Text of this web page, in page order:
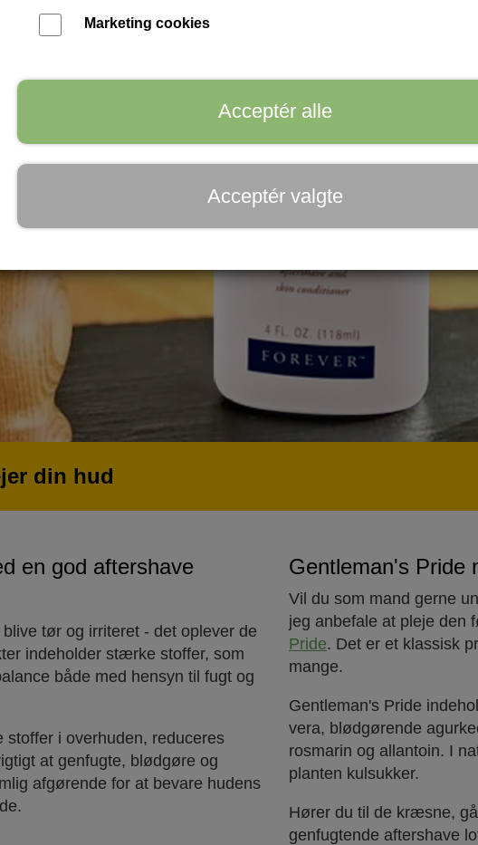
din hud
en god aftershave
tør og irriteret - det oplever de
indeholder stærke stoffer, som
både med hensyn til fugt og
stoffer i overhuden, reduceres
at genfugte, blødgøre og
afgørende for at bevare hudens
Gentleman's Pride
Vil du som mand gerne
jeg anbefale at pleje den
Pride. Det er et klassisk
mange.
Gentleman's Pride
vera, blødgørende
rosmarin og allantoin. I
planten kulsukker.
Hører du til de kræsne,
genfugtende aftershave
Marketing cookies
Acceptér alle
Acceptér valgte